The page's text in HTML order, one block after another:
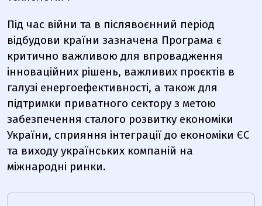
Під час війни та в післявоєнний період
відбудови країни зазначена Програма є
критично важливою для впровадження
інноваційних рішень, важливих проєктів в
галузі енергоефективності, а також для
підтримки приватного сектору з метою
забезпечення сталого розвитку економіки
України, сприяння інтеграції до економіки ЄС
та виходу українських компаній на
міжнародні ринки.